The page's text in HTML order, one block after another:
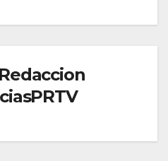
Redaccion